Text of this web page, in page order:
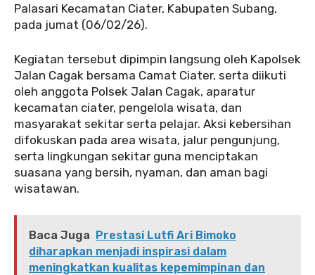
Palasari Kecamatan Ciater, Kabupaten Subang,
pada jumat (06/02/26).
Kegiatan tersebut dipimpin langsung oleh Kapolsek
Jalan Cagak bersama Camat Ciater, serta diikuti
oleh anggota Polsek Jalan Cagak, aparatur
kecamatan ciater, pengelola wisata, dan
masyarakat sekitar serta pelajar. Aksi kebersihan
difokuskan pada area wisata, jalur pengunjung,
serta lingkungan sekitar guna menciptakan
suasana yang bersih, nyaman, dan aman bagi
wisatawan.
Baca Juga Prestasi Lutfi Ari Bimoko
diharapkan menjadi inspirasi dalam
meningkatkan kualitas kepemimpinan dan